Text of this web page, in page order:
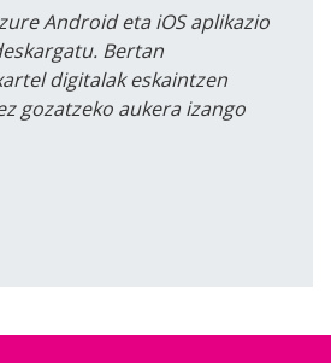
Android eta iOS aplikazio
Bertan
digitalak eskaintzen
gozatzeko aukera izango